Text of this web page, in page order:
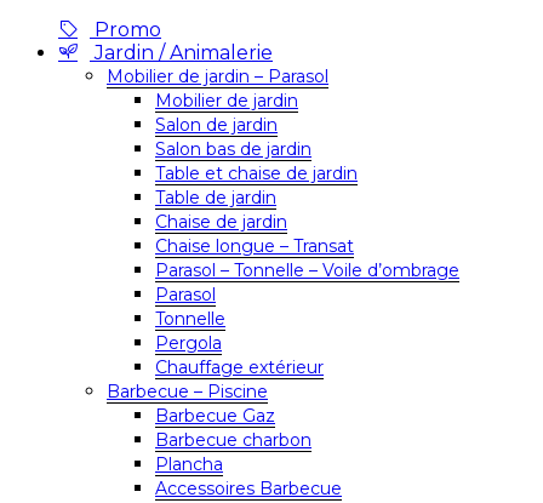
Promo
Jardin / Animalerie
Mobilier de jardin – Parasol
Mobilier de jardin
Salon de jardin
Salon bas de jardin
Table et chaise de jardin
Table de jardin
Chaise de jardin
Chaise longue – Transat
Parasol – Tonnelle – Voile d’ombrage
Parasol
Tonnelle
Pergola
Chauffage extérieur
Barbecue – Piscine
Barbecue Gaz
Barbecue charbon
Plancha
Accessoires Barbecue